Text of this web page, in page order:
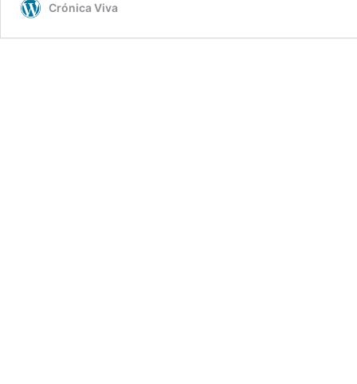
Crónica Viva